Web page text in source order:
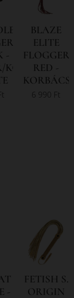
-
KORBÁCS
BLAZE
ELITE
FLOGGER
RED -
-
FETISH S.
ORIGIN